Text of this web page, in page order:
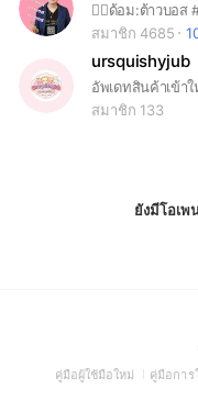
สมาชิก 4685
ursquishyjub
อัพเดทสินค้าเข้า
สมาชิก 133
ยังมีโอเ
คู่มือผู้ใช้มือใหม่
(Open
คู่มือการ